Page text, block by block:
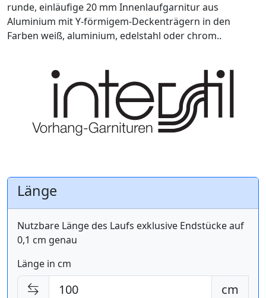
runde, einläufige 20 mm Innenlaufgarnitur aus
Aluminium mit Y-förmigem-Deckenträgern in den
Farben weiß, aluminium, edelstahl oder chrom..
Länge
Nutzbare Länge des Laufs exklusive Endstücke auf
0,1 cm genau
Länge in cm
cm